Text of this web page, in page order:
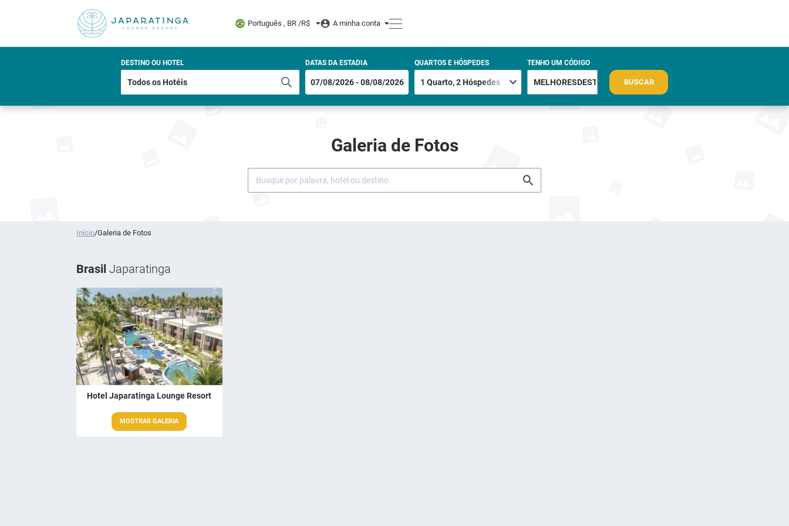
Português , BR /R$ A minha conta
DESTINO OU HOTEL DATAS DA ESTADIA QUARTOS E HÓSPEDES TENHO UM CÓDIGO
BUSCAR
Galeria de Fotos
Início/Galeria de Fotos
Brasil Japaratinga
Hotel Japaratinga Lounge Resort
MOSTRAR GALERIA